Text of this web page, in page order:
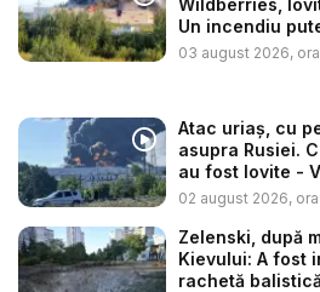
Wildberries,
Un incendiu
regiu...
03 august 2026,
Atac uriaș, cu
asupra Rusiei.
au fost lovite -
02 august 2026,
Zelenski, după
Kievului: A fost
rachetă